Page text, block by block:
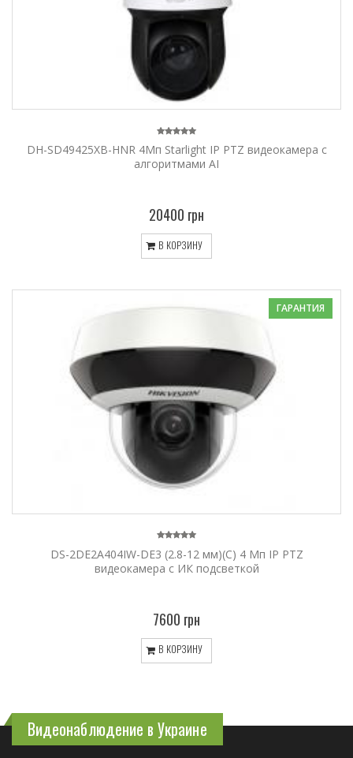
DH-SD49425XB-HNR 4Мп Starlight IP PTZ видеокамера с
алгоритмами AI
20400 грн
В КОРЗИНУ
ГАРАНТИЯ
DS-2DE2A404IW-DE3 (2.8-12 мм)(C) 4 Мп IP PTZ
видеокамера с ИК подсветкой
7600 грн
В КОРЗИНУ
Видеонаблюдение в Украине